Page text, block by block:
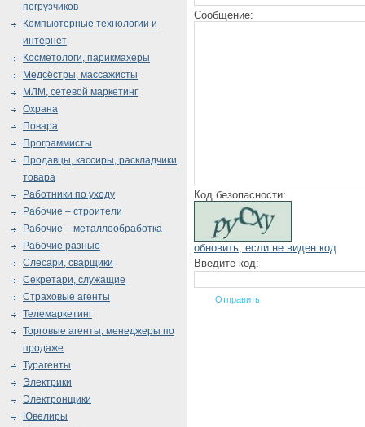
Сообщение:
Код безопасности:
обновить, если не виден код
Введите код:
погрузчиков
Компьютерные технологии и
интернет
Косметологи, парикмахеры
Медсёстры, массажисты
МЛМ, сетевой маркетинг
Охрана
Повара
Программисты
Продавцы, кассиры, раскладчики
товара
Работники по уходу
Рабочие – строители
Рабочие – металлообработка
Рабочие разные
Слесари, сварщики
Секретари, служащие
Страховые агенты
Телемаркетинг
Торговые агенты, менеджеры по
продаже
Турагенты
Электрики
Электронщики
Ювелиры